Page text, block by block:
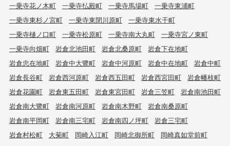
一乗寺花ノ木町
一乗寺払殿町 一乗寺馬場町
一乗寺東浦町
一乗寺東杉ノ宮町
一乗寺東閉川原町
一乗寺東水干町
一乗寺樋ノ口町
一乗寺松原町 一乗寺南大丸町
一乗寺宮ノ東町
一乗寺向畑町
岩倉北池田町 岩倉北桑原町
岩倉下在地町
岩倉忠在地町
岩倉中大鷺町 岩倉中河原町 岩倉中在地町
岩倉中町
岩倉長谷町
岩倉西河原町 岩倉西五田町 岩倉西宮田町
岩倉幡枝町
岩倉花園町
岩倉東五田町 岩倉東宮田町 岩倉三笠町
岩倉南池田町
岩倉南大鷺町
岩倉南河原町 岩倉南木野町
岩倉南桑原町
岩倉南平岡町
岩倉南三宅町 岩倉南四ノ坪町
岩倉三宅町
岩倉村松町
大菊町 岡崎入江町 岡崎北御所町
岡崎真如堂前町